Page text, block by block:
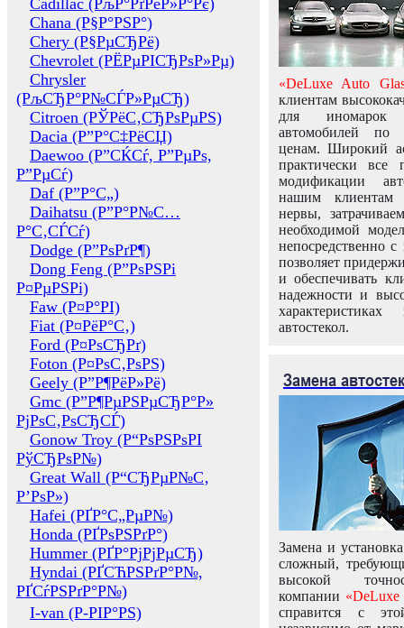
Cadillac (РљР°РґРёР»Р°Рє)
Chana (Р§Р°РЅР°)
Chery (Р§РµСЂРё)
Chevrolet (РЁРµРІСЂРѕР»Рµ)
Chrysler
(РљСЂР°Р№СЃР»РµСЂ)
Citroen (РЎРёС‚СЂРѕРµРЅ)
Dacia (Р”Р°С‡РёСЏ)
Daewoo (Р”СЌСѓ, Р”РµРѕ,
Р”РµСѓ)
Daf (Р”Р°С„)
Daihatsu (Р”Р°Р№С…
Р°С‚СЃСѓ)
Dodge (Р”РѕРґР¶)
Dong Feng (Р”РѕРЅРі
Р¤РµРЅРі)
Faw (Р¤Р°РІ)
Fiat (Р¤РёР°С‚)
Ford (Р¤РѕСЂРґ)
Foton (Р¤РѕС‚РѕРЅ)
Geely (Р”Р¶РёР»Рё)
Gmc (Р”Р¶РµРЅРµСЂР°Р»
РјРѕС‚РѕСЂСЃ)
Gonow Troy (Р“РѕРЅРѕРІ
РўСЂРѕР№)
Great Wall (Р“СЂРµР№С‚
Р’РѕР»)
Hafei (РҐР°С„РµР№)
Honda (РҐРѕРЅРґР°)
Hummer (РҐР°РјРјРµСЂ)
Hyndai (РҐСЋРЅРґР°Р№,
РҐСѓРЅРґР°Р№)
I-van (Р-РІР°РЅ)
«DeLuxe Auto
клиентам
для иномарок
автомобилей
ценам. Широкий
практически все
модификации
нашим клиентам
нервы,
необходимой
непосредственно
позволяет
и обеспечивать
надежности и
автостекол.
Замена
Замена и
сложный,
высокой
компании «DeLuxe
справится с